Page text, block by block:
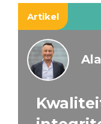
Artikel